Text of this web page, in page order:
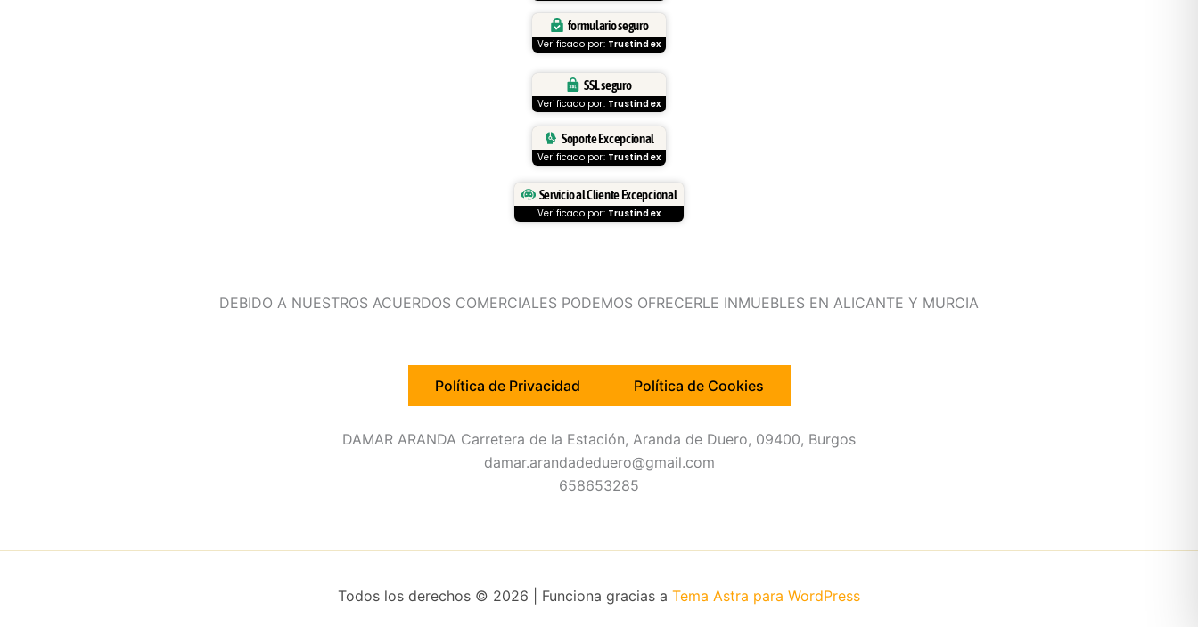
formulario seguro
Verificado por: Trustindex
SSL seguro
Verificado por: Trustindex
Soporte Excepcional
Verificado por: Trustindex
Servicio al Cliente Excepcional
Verificado por: Trustindex
DEBIDO A NUESTROS ACUERDOS COMERCIALES PODEMOS OFRECERLE INMUEBLES EN ALICANTE Y MURCIA
Política de Privacidad Política de Cookies
DAMAR ARANDA Carretera de la Estación, Aranda de Duero, 09400, Burgos
damar.arandadeduero@gmail.com
658653285
Todos los derechos © 2026 | Funciona gracias a Tema Astra para WordPress